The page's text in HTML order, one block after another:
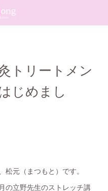
トリートメン
じめまし
元（まつもと）です。
の立野先生のストレッチ講